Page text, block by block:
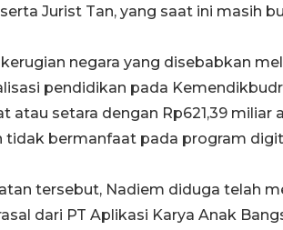
Jurist Tan, yang saat ini masih
kerugian negara yang disebabkan
pendidikan pada
atau setara dengan Rp621,39
tidak bermanfaat pada program
tersebut, Nadiem diduga telah
dari PT Aplikasi Karya Anak